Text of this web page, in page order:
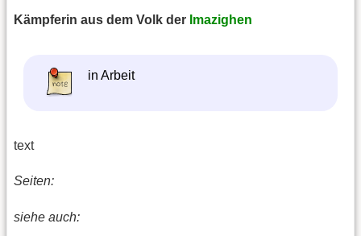
Kämpferin aus dem Volk der Imazighen
in Arbeit
text
Seiten:
siehe auch: